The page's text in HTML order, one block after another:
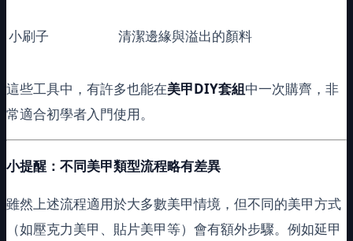
小刷子 清潔邊緣與溢出的顏料
這些工具中，有許多也能在美甲DIY套組中一次購齊，非
常適合初學者入門使用。
小提醒：不同美甲類型流程略有差異
雖然上述流程適用於大多數美甲情境，但不同的美甲方式
（如壓克力美甲、貼片美甲等）會有額外步驟。例如延甲